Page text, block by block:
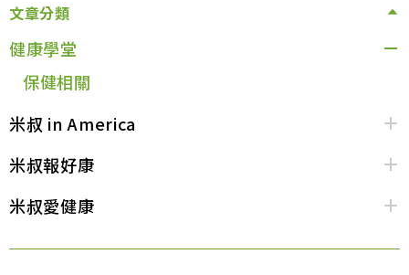
文章分類
健康學堂
保健相關
米叔 in America
米叔報好康
米叔愛健康